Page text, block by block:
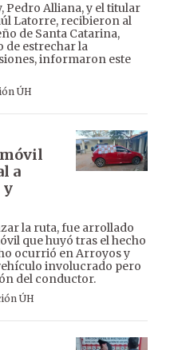
Pedro Alliana, y el titular
Latorre, recibieron al
de Santa Catarina,
de estrechar la
informaron este
ÚH
a
y
la ruta, fue arrollado
que huyó tras el hecho
ocurrió en Arroyos y
involucrado pero
del conductor.
ÚH